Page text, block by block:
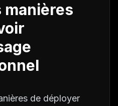
de déployer